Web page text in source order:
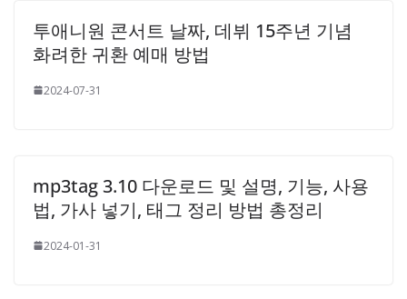
투애니원 콘서트 날짜, 데뷔 15주년 기념
화려한 귀환 예매 방법
2024-07-31
mp3tag 3.10 다운로드 및 설명, 기능, 사용
법, 가사 넣기, 태그 정리 방법 총정리
2024-01-31